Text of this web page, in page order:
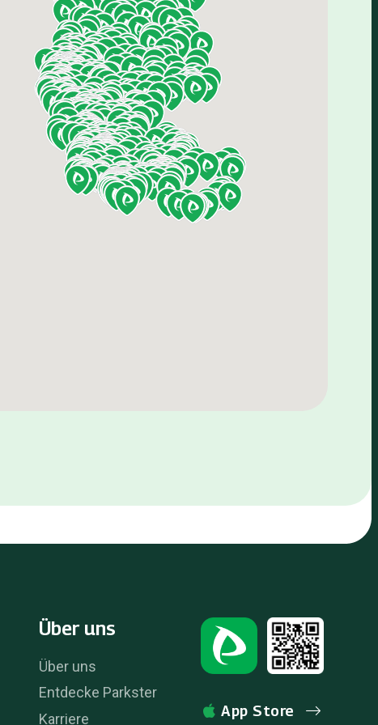
Über uns
Über uns
Entdecke Parkster
Karriere
App Store